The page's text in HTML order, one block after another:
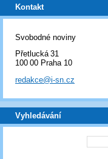
Kontakt
Svobodné noviny
Přetlucká 31
100 00 Praha 10
redakce@i-sn.cz
Vyhledávání